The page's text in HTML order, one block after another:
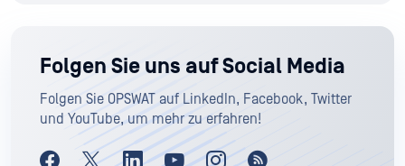
Folgen Sie uns auf Social Media
Folgen Sie OPSWAT auf LinkedIn, Facebook, Twitter
und YouTube, um mehr zu erfahren!